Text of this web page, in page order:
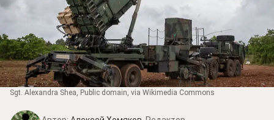
Sgt. Alexandra Shea , Public domain, via Wikimedia Commons